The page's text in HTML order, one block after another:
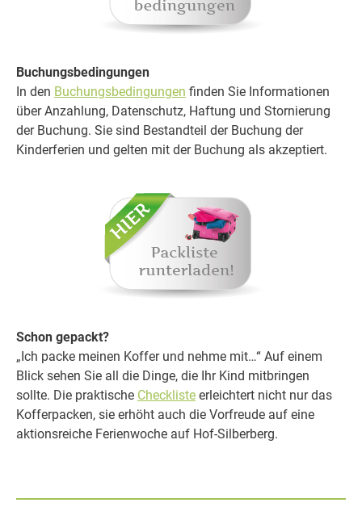
Buchungsbedingungen
In den Buchungsbedingungen finden Sie Informationen
über Anzahlung, Datenschutz, Haftung und Stornierung
der Buchung. Sie sind Bestandteil der Buchung der
Kinderferien und gelten mit der Buchung als akzeptiert.
Schon gepackt?
„Ich packe meinen Koffer und nehme mit…“ Auf einem
Blick sehen Sie all die Dinge, die Ihr Kind mitbringen
sollte. Die praktische Checkliste erleichtert nicht nur das
Kofferpacken, sie erhöht auch die Vorfreude auf eine
aktionsreiche Ferienwoche auf Hof-Silberberg.